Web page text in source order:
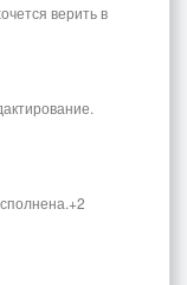
верить в